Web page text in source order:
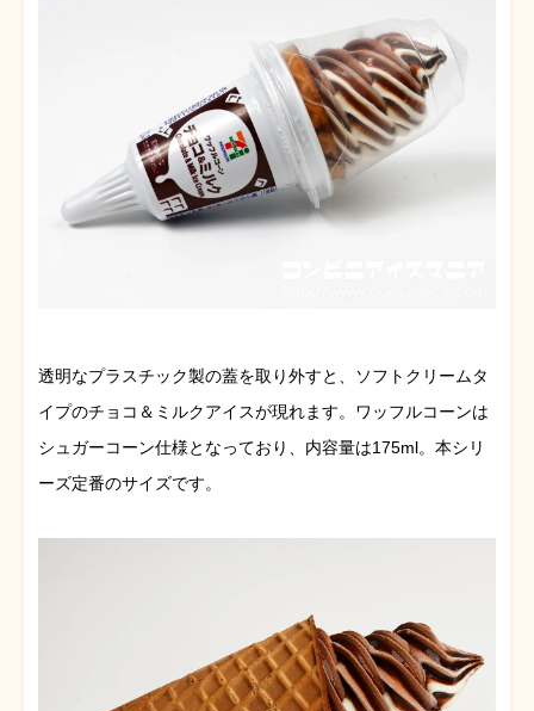
透明なプラスチック製の蓋を取り外すと、ソフトクリームタ
イプのチョコ＆ミルクアイスが現れます。ワッフルコーンは
シュガーコーン仕様となっており、内容量は175ml。本シリ
ーズ定番のサイズです。